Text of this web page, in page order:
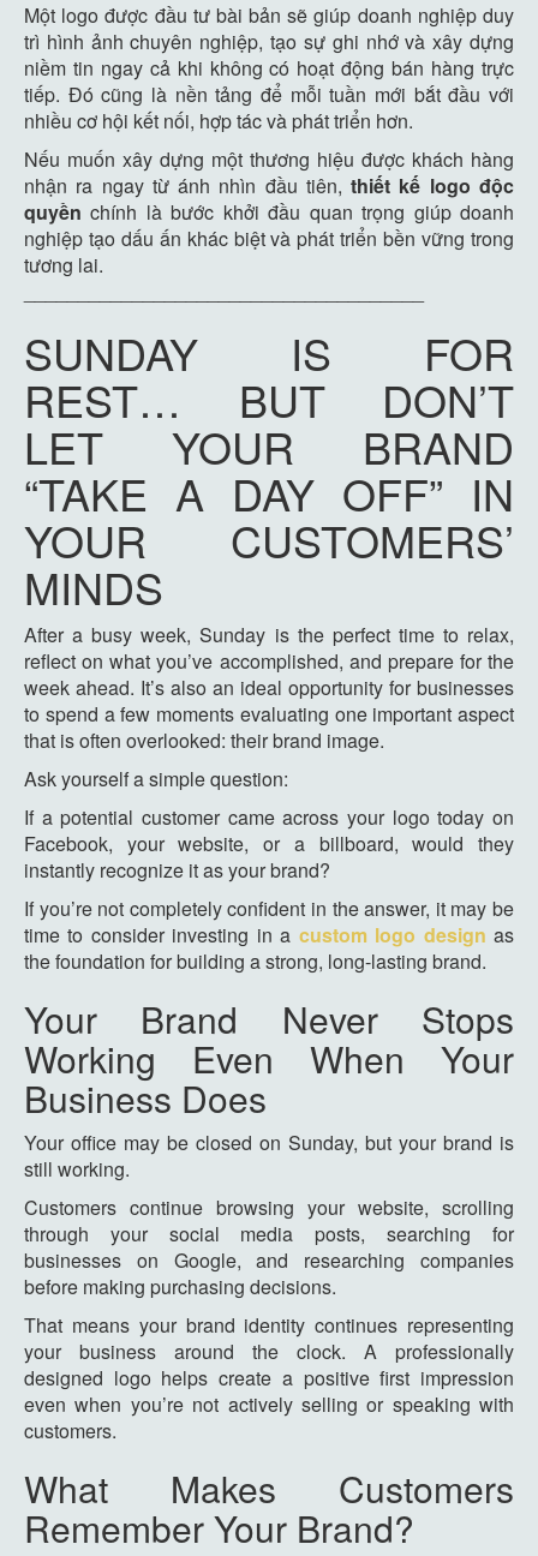
Một logo được đầu tư bài bản sẽ giúp doanh nghiệp duy
trì hình ảnh chuyên nghiệp, tạo sự ghi nhớ và xây dựng
niềm tin ngay cả khi không có hoạt động bán hàng trực
tiếp. Đó cũng là nền tảng để mỗi tuần mới bắt đầu với
nhiều cơ hội kết nối, hợp tác và phát triển hơn.
Nếu muốn xây dựng một thương hiệu được khách hàng
nhận ra ngay từ ánh nhìn đầu tiên,thiết kế logo độc
quyền chính là bước khởi đầu quan trọng giúp doanh
nghiệp tạo dấu ấn khác biệt và phát triển bền vững trong
tương lai.
SUNDAY IS FOR
REST… BUT DON’T
LET YOUR BRAND
“TAKE A DAY OFF” IN
YOUR CUSTOMERS’
MINDS
After a busy week, Sunday is the perfect time to relax,
reflect on what you’ve accomplished, and prepare for the
week ahead. It’s also an ideal opportunity for businesses
to spend a few moments evaluating one important aspect
that is often overlooked: their brand image.
Ask yourself a simple question:
If a potential customer came across your logo today on
Facebook, your website, or a billboard, would they
instantly recognize it as your brand?
If you’re not completely confident in the answer, it may be
time to consider investing in a custom logo design as
the foundation for building a strong, long-lasting brand.
Your Brand Never Stops
Working Even When Your
Business Does
Your office may be closed on Sunday, but your brand is
still working.
Customers continue browsing your website, scrolling
through your social media posts, searching for
businesses on Google, and researching companies
before making purchasing decisions.
That means your brand identity continues representing
your business around the clock. A professionally
designed logo helps create a positive first impression
even when you’re not actively selling or speaking with
customers.
What Makes Customers
Remember Your Brand?